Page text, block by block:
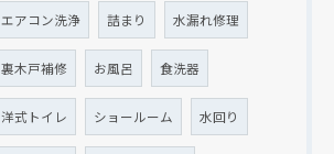
エアコン洗浄 詰まり 水漏れ修理
裏木戸補修 お風呂 食洗器
洋式トイレ ショールーム 水回り